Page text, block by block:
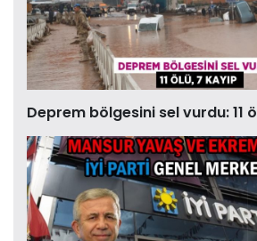
Deprem bölgesini sel vurdu: 11